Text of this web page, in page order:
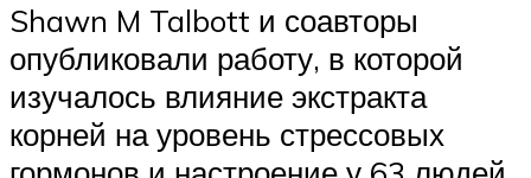
Shawn M Talbott и соавторы
опубликовали работу, в которой
изучалось влияние экстракта
корней на уровень стрессовых